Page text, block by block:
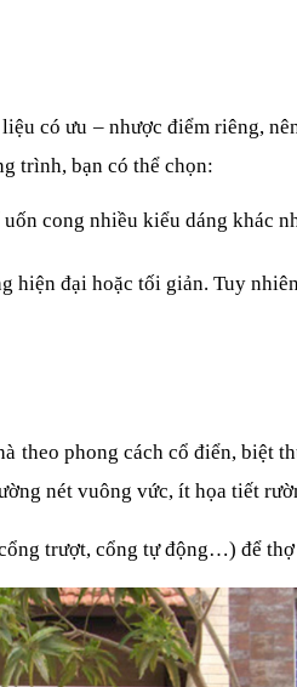
có ưu – nhược điểm riêng,
trình, bạn có thể chọn:
cong nhiều kiểu dáng khác
hiện đại hoặc tối giản. Tuy
phong cách cổ điển, biệt
nét vuông vức, ít họa tiết
trượt, cổng tự động…) để